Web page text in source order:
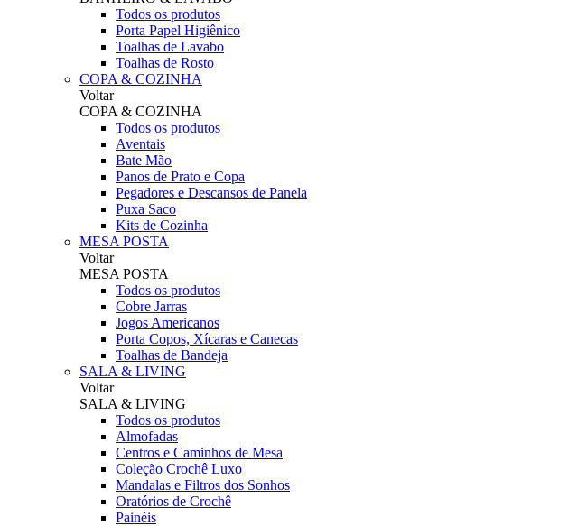
Todos os produtos
Porta Papel Higiênico
Toalhas de Lavabo
Toalhas de Rosto
COPA & COZINHA
Voltar
COPA & COZINHA
Todos os produtos
Aventais
Bate Mão
Panos de Prato e Copa
Pegadores e Descansos de Panela
Puxa Saco
Kits de Cozinha
MESA POSTA
Voltar
MESA POSTA
Todos os produtos
Cobre Jarras
Jogos Americanos
Porta Copos, Xícaras e Canecas
Toalhas de Bandeja
SALA & LIVING
Voltar
SALA & LIVING
Todos os produtos
Almofadas
Centros e Caminhos de Mesa
Coleção Crochê Luxo
Mandalas e Filtros dos Sonhos
Oratórios de Crochê
Painéis